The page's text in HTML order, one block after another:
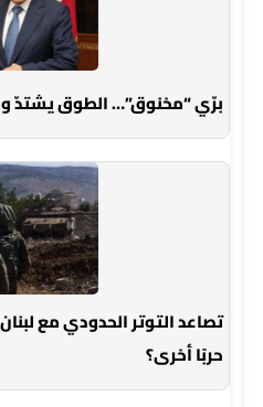
برّي “مخنوق”… الطوق يشتدّ
تصاعد التوتر الحدودي مع
حربًا أخرى؟